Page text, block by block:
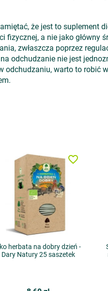
że jest to suplement
a nie jako główny
zwłaszcza poprzez
odchudzanie nie jest
odchudzaniu, warto to robić
herbata na dobry dzień -
Dary Natury 25 saszetek
favorite_border